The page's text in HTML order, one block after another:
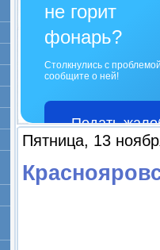
не горит
фонарь?
Столкнулись с
сообщите о ней!
Подать
Пятница, 13